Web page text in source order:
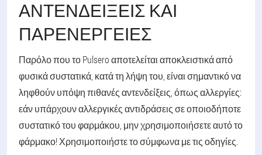
ΑΝΤΕΝΔΕΊΞΕΙΣ ΚΑΙ
ΠΑΡΕΝΈΡΓΕΙΕΣ
Παρόλο που το Pulsero αποτελείται αποκλειστικά από
φυσικά συστατικά, κατά τη λήψη του, είναι σημαντικό να
ληφθούν υπόψη πιθανές αντενδείξεις, όπως αλλεργίες:
εάν υπάρχουν αλλεργικές αντιδράσεις σε οποιοδήποτε
συστατικό του φαρμάκου, μην χρησιμοποιήσετε αυτό το
φάρμακο! Χρησιμοποιήστε το σύμφωνα με τις οδηγίες.